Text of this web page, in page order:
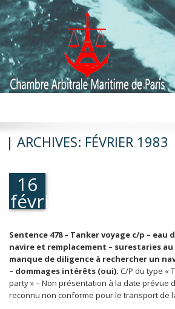
| ARCHIVES: FÉVRIER 1983
16
février
1983
Sentence 478 – Tanker voyage c/p – eau
navire et remplacement – surestaries
manque de diligence à rechercher un
– dommages intérêts (oui). C/P du type «
party » – Non présentation à la date prévue
reconnu non conforme pour le transport de